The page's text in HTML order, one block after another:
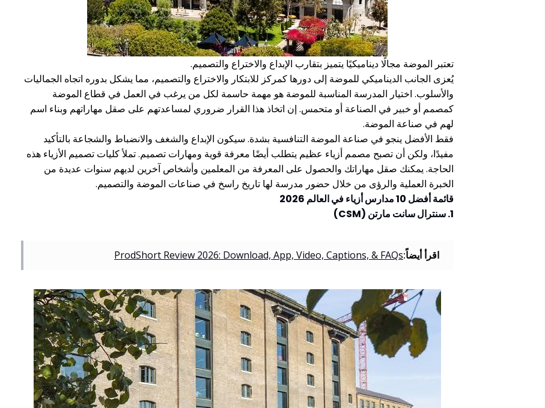
تعتبر الموضة مجالًا ديناميكيًا يتميز بتقارب الإبداع والاختراع والتصميم.
يُعزى الجانب الديناميكي للموضة إلى دورها كمركز للابتكار والاختراع والتصميم، مما يشكل بدوره اتجاه الجماليات
والأسلوب. اختيار المدرسة المناسبة للموضة هو مهمة حاسمة لكل من يرغب في العمل في قطاع الموضة
كمصمم أو خبير في الصناعة أو متحمس. إن اتخاذ هذا القرار ضروري لمساعدتهم على صقل مهاراتهم وبناء اسم
لهم في صناعة الموضة.
فقط الأفضل ينجو في صناعة الموضة التنافسية بشدة. سيكون الإبداع والشغف والانضباط والشجاعة بالتأكيد
مفيدًا، ولكن أن تصبح مصمم أزياء عظيم يتطلب أيضًا معرفة قوية ومهارات تصميم. تملأ كليات تصميم الأزياء هذه
الحاجة. يمكنك صقل مهاراتك والحصول على المعرفة من المعلمين وأشخاص آخرين لديهم سنوات عديدة من
الخبرة العملية والرؤى من خلال حضور مدرسة لها تاريخ راسخ في صناعات الموضة والتصميم.
قائمة أفضل 10 مدارس أزياء في العالم 2026
1. سنترال سانت مارتن (CSM)
اقرأ أيضاً:ProdShort Review 2026: Download, App, Video, Captions, & FAQs